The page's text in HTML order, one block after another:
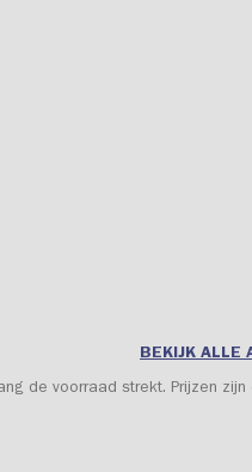
BEKIJK ALLE
de voorraad strekt. Prijzen zijn